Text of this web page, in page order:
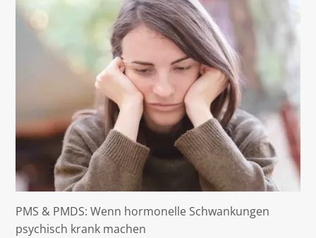
PMS & PMDS: Wenn hormonelle Schwankungen
psychisch krank machen